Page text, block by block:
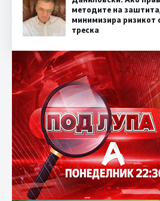
методите на
минимизира ризикот
треска